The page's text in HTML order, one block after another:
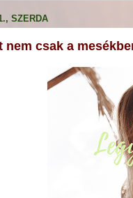
SZERDA
nem csak a